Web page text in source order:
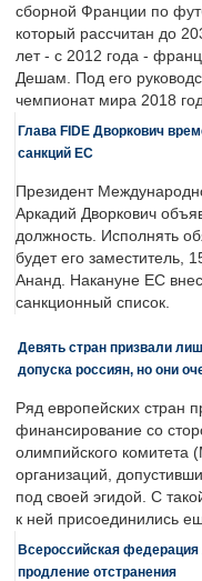
сборной Франции по
который рассчитан до
лет - с 2012 года -
Дешам. Под его
чемпионат мира 2018
Глава FIDE Дворкович
санкций ЕС
Президент
Аркадий Дворкович
должность. Исполнять
будет его заместитель,
Ананд. Накануне ЕС
санкционный список.
Девять стран призвали
допуска россиян, но они
Ряд европейских стран
финансирование со
олимпийского комитета
организаций,
под своей эгидой. С
к ней присоединились
Всероссийская федерация
продление отстранения